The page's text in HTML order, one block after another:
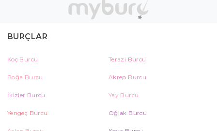
BURÇLAR
Koç Burcu Terazi Burcu
Boğa Burcu Akrep Burcu
İkizler Burcu Yay Burcu
Yengeç Burcu Oğlak Burcu